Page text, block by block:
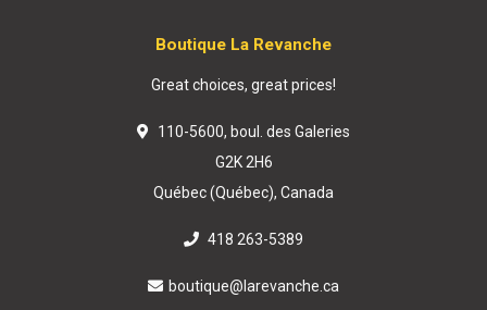
Boutique La Revanche
Great choices, great prices!
110-5600, boul. des Galeries
G2K 2H6
Québec (Québec), Canada
418 263-5389
boutique@larevanche.ca